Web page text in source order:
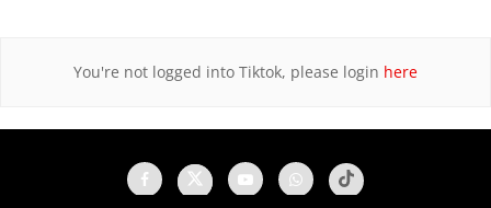
You're not logged into Tiktok, please login here